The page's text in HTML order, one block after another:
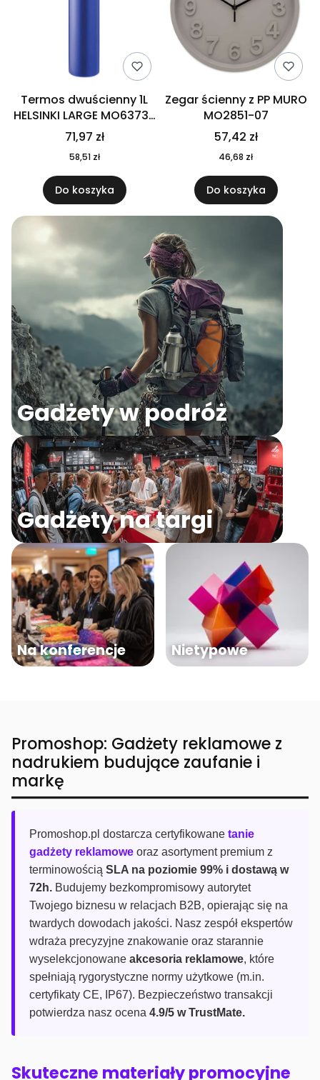
Termos dwuścienny 1L
HELSINKI LARGE MO6373-
04
71,97 zł
58,51 zł
Do koszyka
Zegar ścienny z PP MURO
MO2851-07
57,42 zł
46,68 zł
Do koszyka
Gadżety w podróż
Gadżety na targi
Na konferencje Nietypowe
Promoshop: Gadżety reklamowe z
nadrukiem budujące zaufanie i
markę
Promoshop.pl dostarcza certyfikowane tanie
gadżety reklamowe oraz asortyment premium z
terminowością SLA na poziomie 99% i dostawą w
72h. Budujemy bezkompromisowy autorytet
Twojego biznesu w relacjach B2B, opierając się na
twardych dowodach jakości. Nasz zespół ekspertów
wdraża precyzyjne znakowanie oraz starannie
wyselekcjonowane akcesoria reklamowe, które
spełniają rygorystyczne normy użytkowe (m.in.
certyfikaty CE, IP67). Bezpieczeństwo transakcji
potwierdza nasz ocena 4.9/5 w TrustMate.
Skuteczne materiały promocyjne